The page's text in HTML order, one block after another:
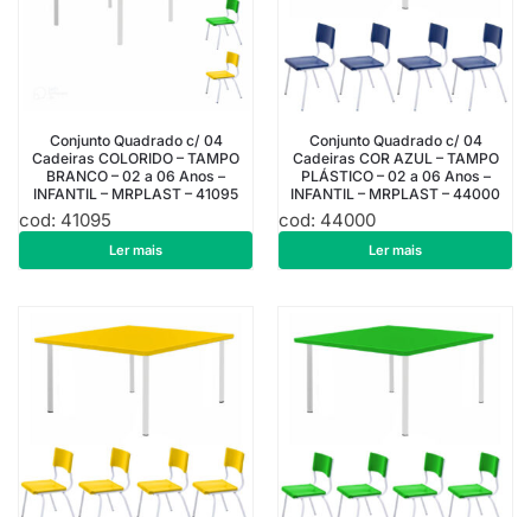
Conjunto Quadrado c/ 04
Cadeiras COLORIDO – TAMPO
BRANCO – 02 a 06 Anos –
INFANTIL – MRPLAST – 41095
cod: 41095
1.001,52
Ler mais
Conjunto Quadrado c/ 04
Cadeiras COR AZUL – TAMPO
PLÁSTICO – 02 a 06 Anos –
INFANTIL – MRPLAST – 44000
cod: 44000
1.040,55
Ler mais